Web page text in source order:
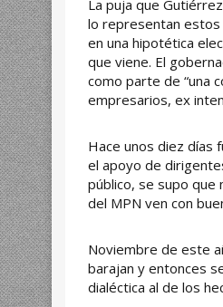
La puja que
lo representan estos
en una hipotética
que viene. El
como parte de “una
empresarios, ex
Hace unos diez días
el apoyo de
público, se supo que
del MPN ven con
Noviembre de este
barajan y entonces
dialéctica al de los